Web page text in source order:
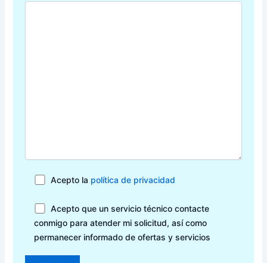
Acepto la política de privacidad
Acepto que un servicio técnico contacte
conmigo para atender mi solicitud, así como
permanecer informado de ofertas y servicios